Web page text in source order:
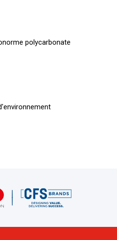
polycarbonate